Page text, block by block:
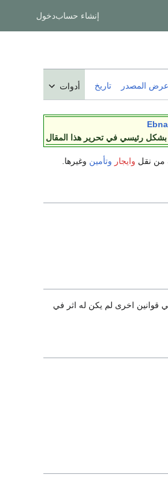
إنشاء حسابدخول
عرض المصدر تاريخ أدوات
رئيسي في تحرير هذا المقال
من نقل وايجار وتأمين وغيرها.
قوانين اخرى لم يكن له اثر في